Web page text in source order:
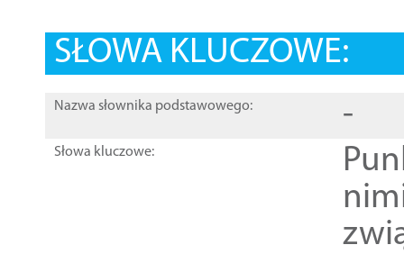
SŁOWA KLUCZOWE:
Nazwa słownika podstawowego: -
Słowa kluczowe: